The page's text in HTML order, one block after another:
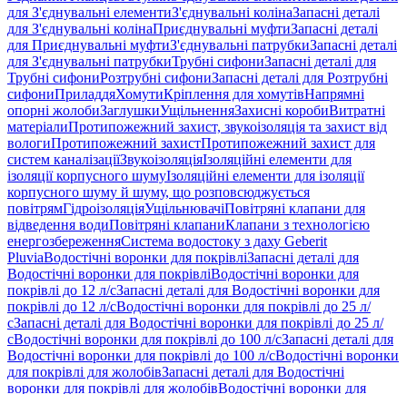
для З'єднувальні елементиЗ'єднувальні колінаЗапасні деталі
для З'єднувальні колінаПриєднувальні муфтиЗапасні деталі
для Приєднувальні муфтиЗ'єднувальні патрубкиЗапасні деталі
для З'єднувальні патрубкиТрубні сифониЗапасні деталі для
Трубні сифониРозтрубні сифониЗапасні деталі для Розтрубні
сифониПриладдяХомутиКріплення для хомутівНапрямні
опорні жолобиЗаглушкиУщільненняЗахисні коробиВитратні
матеріалиПротипожежний захист, звукоізоляція та захист від
вологиПротипожежний захистПротипожежний захист для
систем каналізаціїЗвукоізоляціяІзоляційні елементи для
ізоляції корпусного шумуІзоляційні елементи для ізоляції
корпусного шуму й шуму, що розповсюджується
повітрямГідроізоляціяУщільнювачіПовітряні клапани для
відведення водиПовітряні клапаниКлапани з технологією
енергозбереженняСистема водостоку з даху Geberit
PluviaВодостічні воронки для покрівліЗапасні деталі для
Водостічні воронки для покрівліВодостічні воронки для
покрівлі до 12 л/сЗапасні деталі для Водостічні воронки для
покрівлі до 12 л/сВодостічні воронки для покрівлі до 25 л/
сЗапасні деталі для Водостічні воронки для покрівлі до 25 л/
сВодостічні воронки для покрівлі до 100 л/сЗапасні деталі для
Водостічні воронки для покрівлі до 100 л/сВодостічні воронки
для покрівлі для жолобівЗапасні деталі для Водостічні
воронки для покрівлі для жолобівВодостічні воронки для